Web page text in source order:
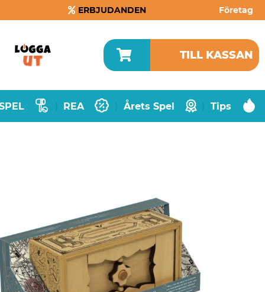
ERBJUDANDEN Företag
TILL KASSAN
REA Årets Spel Tips